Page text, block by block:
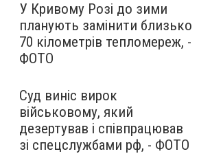
У Кривому Розі до зими
планують замінити близько
70 кілометрів тепломереж, -
ФОТО
Суд виніс вирок
військовому, який
дезертував і співпрацював
зі спецслужбами рф, - ФОТО